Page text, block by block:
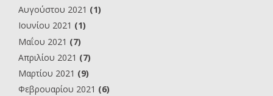
Αυγούστου 2021 (1)
Ιουνίου 2021 (1)
Μαΐου 2021 (7)
Απριλίου 2021 (7)
Μαρτίου 2021 (9)
Φεβρουαρίου 2021 (6)